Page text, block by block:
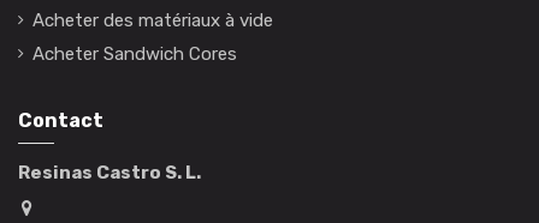
Acheter des matériaux à vide
Acheter Sandwich Cores
Contact
Resinas Castro S. L.